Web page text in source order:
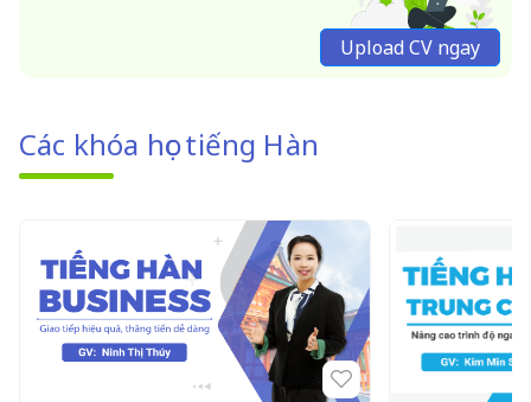
Upload CV ngay
Các khóa học tiếng Hàn